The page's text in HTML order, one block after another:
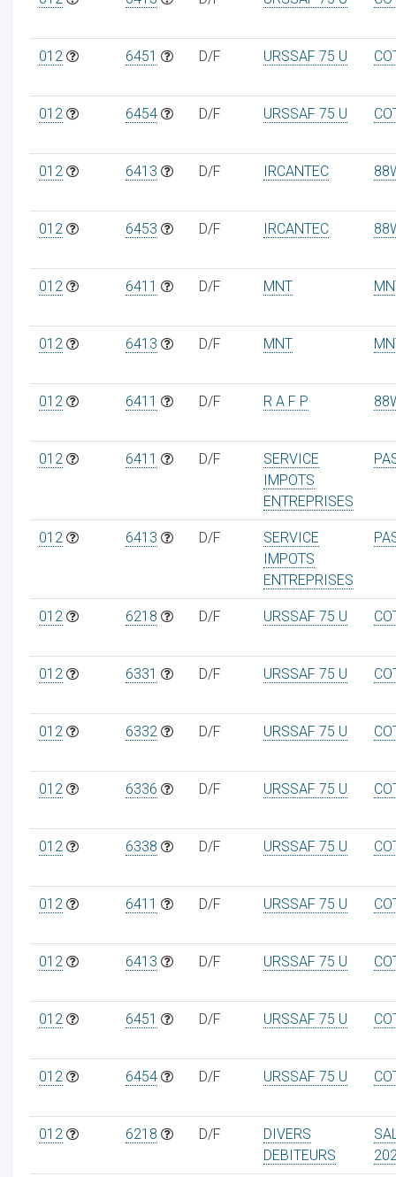
012 6451 D/F URSSAF 75 U
012 6454 D/F URSSAF 75 U
012 6413 D/F IRCANTEC
012 6453 D/F IRCANTEC
012 6411 D/F MNT
012 6413 D/F MNT
012 6411 D/F R A F P
012 6411 D/F
SERVICE
IMPOTS
ENTREPRISES
012 6413 D/F
SERVICE
IMPOTS
ENTREPRISES
012 6218 D/F URSSAF 75 U
012 6331 D/F URSSAF 75 U
012 6332 D/F URSSAF 75 U
012 6336 D/F URSSAF 75 U
012 6338 D/F URSSAF 75 U
012 6411 D/F URSSAF 75 U
012 6413 D/F URSSAF 75 U
012 6451 D/F URSSAF 75 U
012 6454 D/F URSSAF 75 U
012 6218 D/F
DIVERS
DEBITEURS